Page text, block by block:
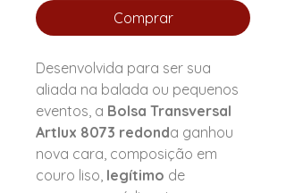
Comprar
Desenvolvida para ser sua
aliada na balada ou pequenos
eventos, a Bolsa Transversal
Artlux 8073 redonda ganhou
nova cara, composição em
couro liso, legítimo de